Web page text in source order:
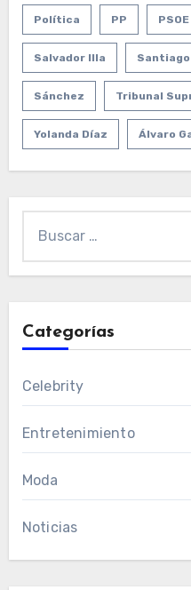
Política PP PSOE
Salvador Illa Santiago
Sánchez Tribunal
Yolanda Díaz Álvaro
Categorías
Celebrity
Entretenimiento
Moda
Noticias